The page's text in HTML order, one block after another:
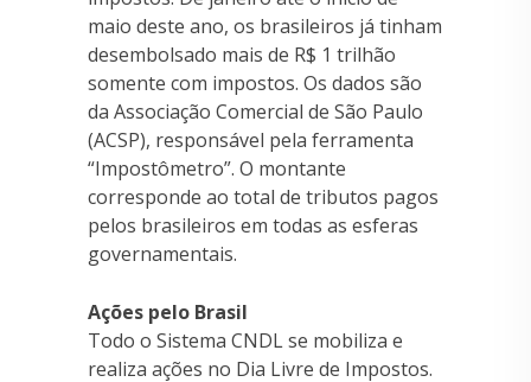
maio deste ano, os brasileiros já tinham
desembolsado mais de R$ 1 trilhão
somente com impostos. Os dados são
da Associação Comercial de São Paulo
(ACSP), responsável pela ferramenta
“Impostômetro”. O montante
corresponde ao total de tributos pagos
pelos brasileiros em todas as esferas
governamentais.
Ações pelo Brasil
Todo o Sistema CNDL se mobiliza e
realiza ações no Dia Livre de Impostos.